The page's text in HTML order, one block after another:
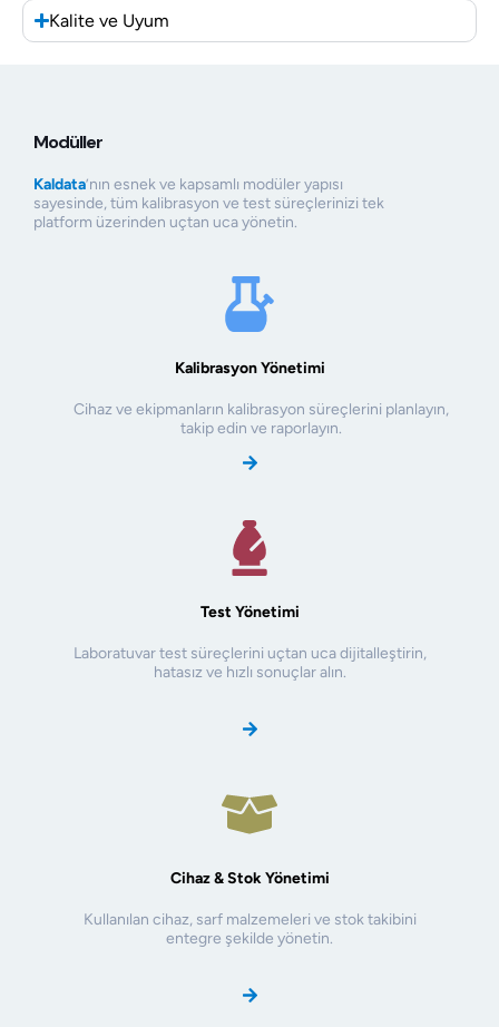
Kalite ve Uyum
Modüller
Kaldata’nın esnek ve kapsamlı modüler yapısı
sayesinde, tüm kalibrasyon ve test süreçlerinizi tek
platform üzerinden uçtan uca yönetin.
Kalibrasyon Yönetimi
Cihaz ve ekipmanların kalibrasyon süreçlerini planlayın,
takip edin ve raporlayın.
Test Yönetimi
Laboratuvar test süreçlerini uçtan uca dijitalleştirin,
hatasız ve hızlı sonuçlar alın.
Cihaz & Stok Yönetimi
Kullanılan cihaz, sarf malzemeleri ve stok takibini
entegre şekilde yönetin.